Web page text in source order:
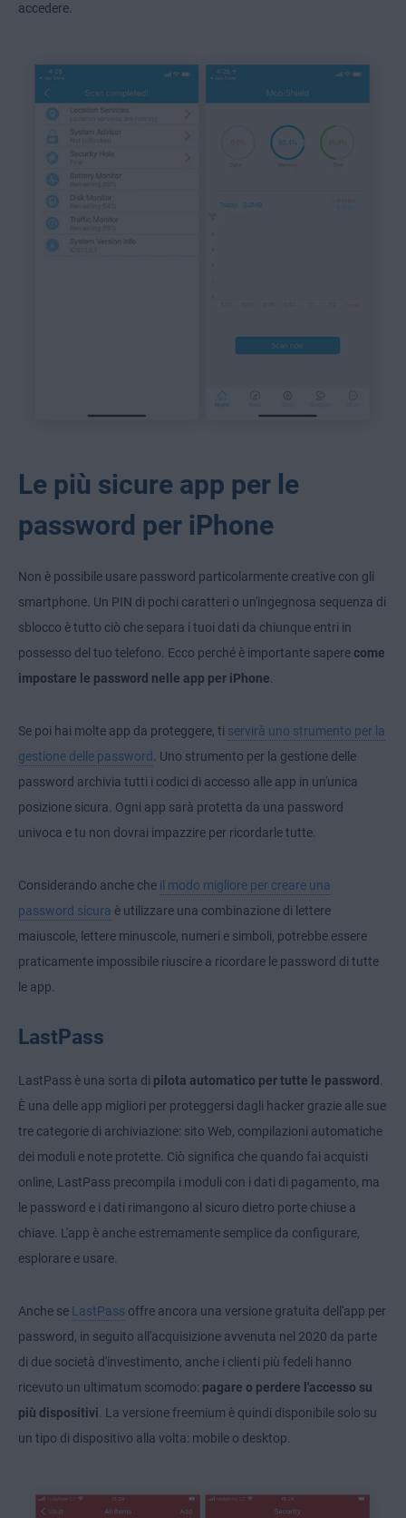
accedere.
Le più sicure app per le
password per iPhone
Non è possibile usare password particolarmente creative con gli
smartphone. Un PIN di pochi caratteri o un'ingegnosa sequenza di
sblocco è tutto ciò che separa i tuoi dati da chiunque entri in
possesso del tuo telefono. Ecco perché è importante sapere come
impostare le password nelle app per iPhone
Se poi hai molte app da proteggere, ti servirà uno strumento per la
gestione delle password
. Uno strumento per la gestione delle
password archivia tutti i codici di accesso alle app in un'unica
posizione sicura. Ogni app sarà protetta da una password
univoca e tu non dovrai impazzire per ricordarle tutte.
Considerando anche che il modo migliore per creare una
password sicura è utilizzare una combinazione di lettere
maiuscole, lettere minuscole, numeri e simboli, potrebbe essere
praticamente impossibile riuscire a ricordare le password di tutte
le app.
LastPass
LastPass è una sorta di pilota automatico per tutte le password
È una delle app migliori per proteggersi dagli hacker grazie alle sue
tre categorie di archiviazione: sito Web, compilazioni automatiche
dei moduli e note protette. Ciò significa che quando fai acquisti
online, LastPass precompila i moduli con i dati di pagamento, ma
le password e i dati rimangono al sicuro dietro porte chiuse a
chiave. L'app è anche estremamente semplice da configurare,
esplorare e usare.
Anche se LastPass offre ancora una versione gratuita dell'app per
password, in seguito all'acquisizione avvenuta nel 2020 da parte
di due società d'investimento, anche i clienti più fedeli hanno
ricevuto un ultimatum scomodo: pagare o perdere l'accesso su
più dispositivi . La versione freemium è quindi disponibile solo su
un tipo di dispositivo alla volta: mobile o desktop.